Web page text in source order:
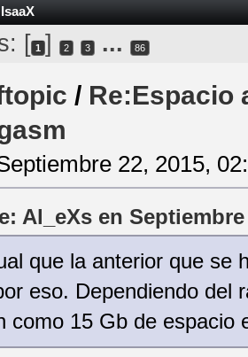
[ 1 ] 2 3 ... 86
/ Re:Espacio
22, 2015,
Al_eXs en
que la anterior que se
eso. Dependiendo del
como 15 Gb de espacio